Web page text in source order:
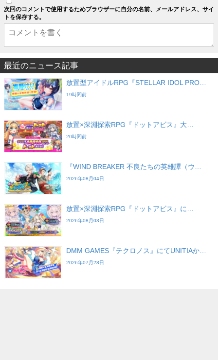
次回のコメントで使用するためブラウザーに自分の名前、メールアドレス、サイ
トを保存する。
最近のニュース記事
放置型アイドルRPG『STELLAR IDOL PRO…
19時間前
放置×深淵探索RPG『ドットアビス』大…
20時間前
『WIND BREAKER 不良たちの英雄譚（ウ…
2026年08月04日
放置×深淵探索RPG『ドットアビス』に…
2026年08月03日
DMM GAMES『テクロノス』にてUNITIAか…
2026年07月28日